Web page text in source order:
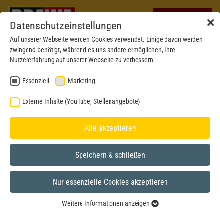
✕
Datenschutzeinstellungen
Auf unserer Webseite werden Cookies verwendet. Einige davon werden
zwingend benötigt, während es uns andere ermöglichen, Ihre
Nutzererfahrung auf unserer Webseite zu verbessern.
Essenziell Marketing
Externe Inhalte (YouTube, Stellenangebote)
Alle akzeptieren
Speichern & schließen
Nur essenzielle Cookies akzeptieren
Weitere Informationen anzeigen